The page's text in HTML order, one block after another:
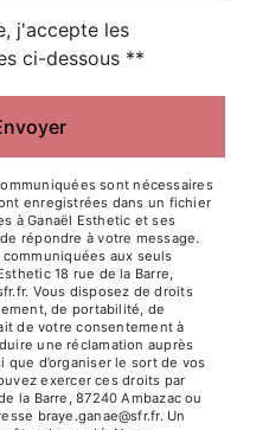
j'accepte les
ci-dessous **
sont nécessaires
enregistrées dans un fichier
à Ganaël Esthetic et ses
répondre à votre message.
aux seuls
18 rue de la Barre,
Vous disposez de droits
de portabilité, de
de votre consentement à
une réclamation auprès
que d’organiser le sort de vos
exercer ces droits par
la Barre, 87240 Ambazac ou
braye.ganae@sfr.fr. Un